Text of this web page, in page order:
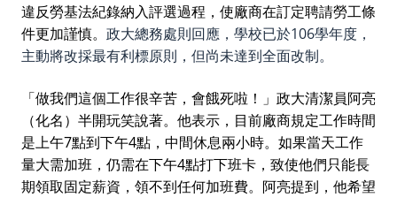
違反勞基法紀錄納入評選過程，使廠商在訂定聘請勞工條
件更加謹慎。 政大總務處則回應，學校已於106學年度，
主動將改採最有利標原則，但尚未達到全面改制。
「做我們這個工作很辛苦，會餓死啦！」政大清潔員阿亮
（化名）半開玩笑說著。他表示，目前廠商規定工作時間
是上午7點到下午4點，中間休息兩小時。如果當天工作
量大需加班，仍需在下午4點打下班卡，致使他們只能長
期領取固定薪資，領不到任何加班費。阿亮提到，他希望